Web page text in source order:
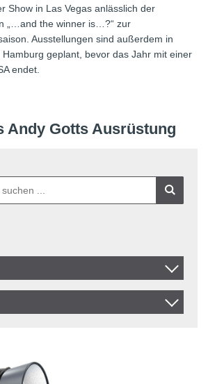
Show in Las Vegas anlässlich der
„…and the winner is…?“ zur
Ausstellungen sind außerdem in
geplant, bevor das Jahr mit einer
endet.
Andy Gotts Ausrüstung
Artikelkod
Incl.Mwst